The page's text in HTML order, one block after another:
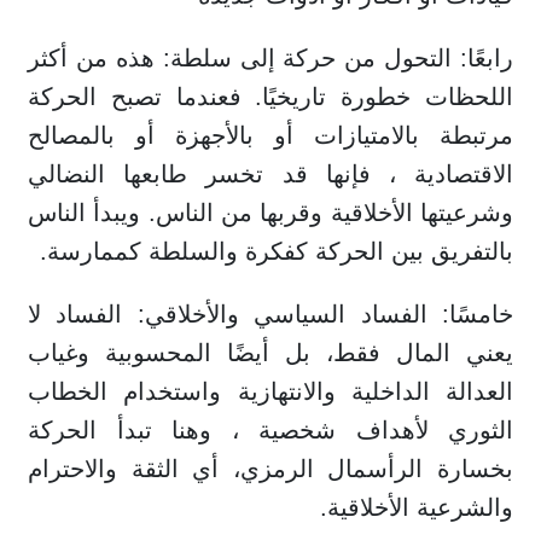
رابعًا: التحول من حركة إلى سلطة: هذه من أكثر
اللحظات خطورة تاريخيًا. فعندما تصبح الحركة
مرتبطة بالامتيازات أو بالأجهزة أو بالمصالح
الاقتصادية ، فإنها قد تخسر طابعها النضالي
وشرعيتها الأخلاقية وقربها من الناس. ويبدأ الناس
بالتفريق بين الحركة كفكرة والسلطة كممارسة.
خامسًا: الفساد السياسي والأخلاقي: الفساد لا
يعني المال فقط، بل أيضًا المحسوبية وغياب
العدالة الداخلية والانتهازية واستخدام الخطاب
الثوري لأهداف شخصية ، وهنا تبدأ الحركة
بخسارة الرأسمال الرمزي، أي الثقة والاحترام
والشرعية الأخلاقية.